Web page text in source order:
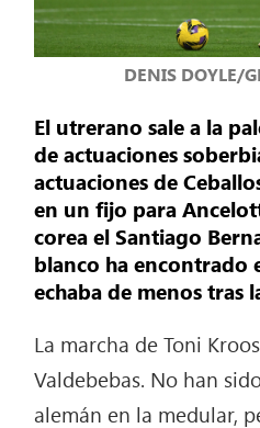
DENIS DOYLE/
El utrerano sale a la
de actuaciones
actuaciones de
en un fijo para
corea el Santiago
blanco ha encontrado
echaba de menos tras
La marcha de Toni
Valdebebas. No han
alemán en la medular,